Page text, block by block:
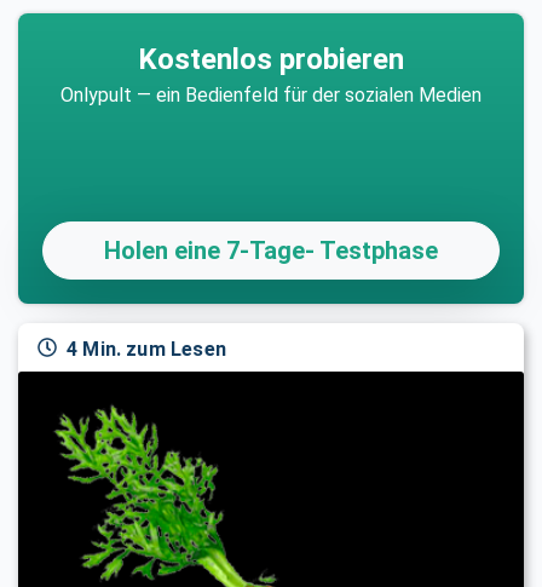
Kostenlos probieren
Onlypult — ein Bedienfeld für der sozialen Medien
Holen eine 7-Tage- Testphase
4 Min. zum Lesen